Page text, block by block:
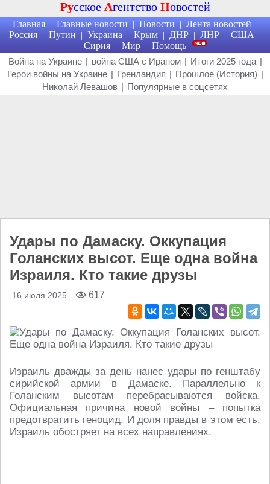
Русское Агентство Новостей
Главная | Главные новости | Новости | Лента новостей |
Россия | Путин | Украина | Крым | ДНР | ЛНР | США |
Сирия | Мир | Помощь
Война на Украине | война США с Ираном | Итоги 2025 года |
Герои войны на Украине | Гренландия | Прошлое (История) |
Николай Левашов | Популярные в соцсетях
Удары по Дамаску. Оккупация
Голанских высот. Еще одна война
Израиля. Кто такие друзы
16 июля 2025 617
Израиль дважды за день нанес удары по генштабу
сирийской армии в Дамаске. Параллельно к
Голанским высотам перебрасываются войска.
Официальная причина новой войны – попытка
предотвратить геноцид. И доля правды в этом есть.
Израиль обостряет на всех направлениях.